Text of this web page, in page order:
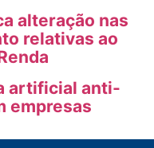
alteração nas
relativas ao
artificial anti-
empresas